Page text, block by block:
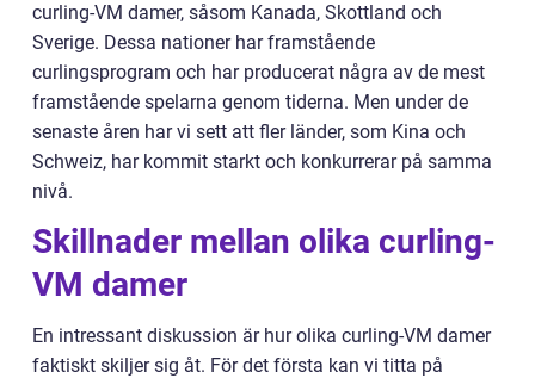
curling-VM damer, såsom Kanada, Skottland och
Sverige. Dessa nationer har framstående
curlingsprogram och har producerat några av de mest
framstående spelarna genom tiderna. Men under de
senaste åren har vi sett att fler länder, som Kina och
Schweiz, har kommit starkt och konkurrerar på samma
nivå.
Skillnader mellan olika curling-
VM damer
En intressant diskussion är hur olika curling-VM damer
faktiskt skiljer sig åt. För det första kan vi titta på